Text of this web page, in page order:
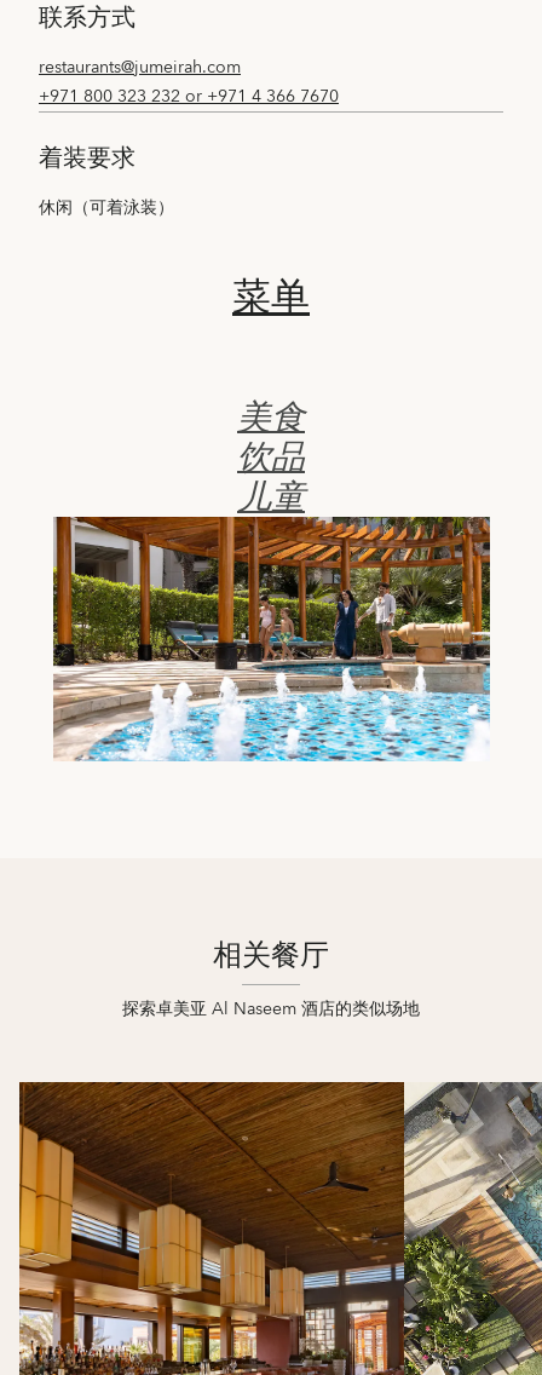
联系方式
restaurants@jumeirah.com
+971 800 323 232 or +971 4 366 7670
着装要求
休闲（可着泳装）
菜单
美食
饮品
儿童
相关餐厅
探索卓美亚 Al Naseem 酒店的类似场地